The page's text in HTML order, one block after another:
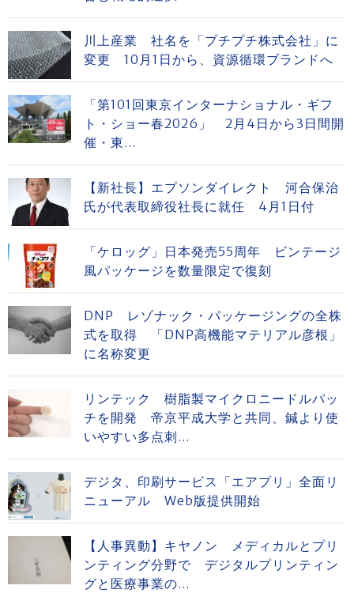
川上産業 社名を「プチプチ株式会社」に
変更 10月1日から、資源循環ブランドへ
「第101回東京インターナショナル・ギフ
ト・ショー春2026」 2月4日から3日間開
催・東...
【新社長】エプソンダイレクト 河合保治
氏が代表取締役社長に就任 4月1日付
「ケロッグ」日本発売55周年 ビンテージ
風パッケージを数量限定で復刻
DNP レゾナック・パッケージングの全株
式を取得 「DNP高機能マテリアル彦根」
に名称変更
リンテック 樹脂製マイクロニードルパッ
チを開発 帝京平成大学と共同、鍼より使
いやすい多点刺...
デジタ、印刷サービス「エアプリ」全面リ
ニューアル Web版提供開始
【人事異動】キヤノン メディカルとプリ
ンティング分野で デジタルプリンティン
グと医療事業の...